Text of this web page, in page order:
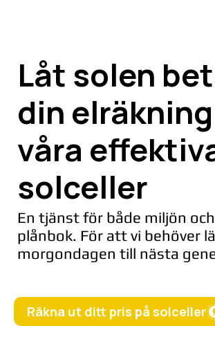
Låt solen
din
våra
solceller
En tjänst för både miljön
plånbok. För att vi behöver
morgondagen till nästa
Räkna ut ditt pris på solceller